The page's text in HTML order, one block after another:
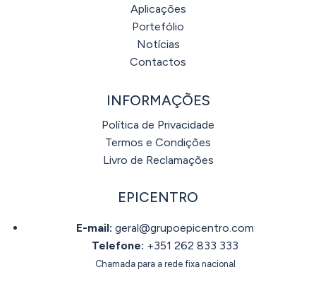
Aplicações
Portefólio
Notícias
Contactos
INFORMAÇÕES
Política de Privacidade
Termos e Condições
Livro de Reclamações
EPICENTRO
E-mail: geral@grupoepicentro.com
Telefone: +351 262 833 333
Chamada para a rede fixa nacional